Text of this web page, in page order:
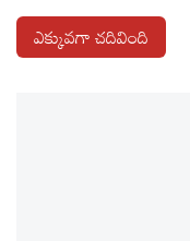
ఎక్కువగా చదివింది